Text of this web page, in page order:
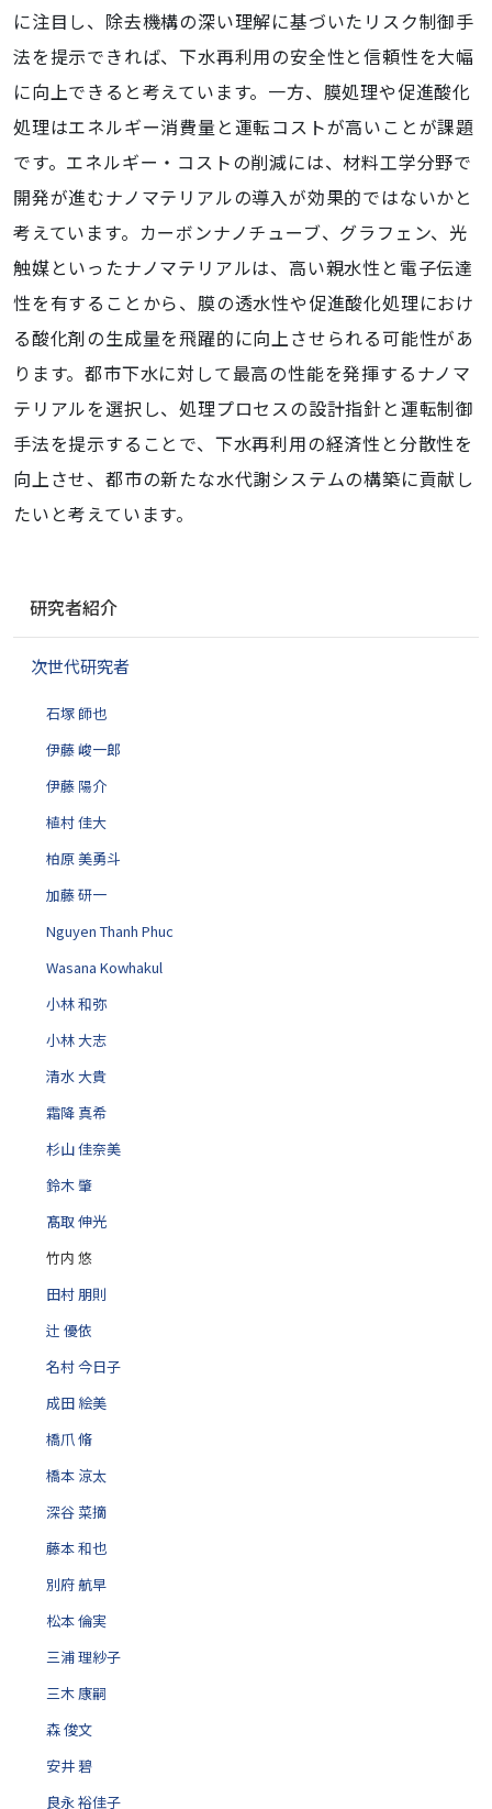
に注目し、除去機構の深い理解に基づいたリスク制御手
法を提示できれば、下水再利用の安全性と信頼性を大幅
に向上できると考えています。一方、膜処理や促進酸化
処理はエネルギー消費量と運転コストが高いことが課題
です。エネルギー・コストの削減には、材料工学分野で
開発が進むナノマテリアルの導入が効果的ではないかと
考えています。カーボンナノチューブ、グラフェン、光
触媒といったナノマテリアルは、高い親水性と電子伝達
性を有することから、膜の透水性や促進酸化処理におけ
る酸化剤の生成量を飛躍的に向上させられる可能性があ
ります。都市下水に対して最高の性能を発揮するナノマ
テリアルを選択し、処理プロセスの設計指針と運転制御
手法を提示することで、下水再利用の経済性と分散性を
向上させ、都市の新たな水代謝システムの構築に貢献し
たいと考えています。
ゲ
研究者紹介
次世代研究者
石塚 師也
伊藤 峻一郎
伊藤 陽介
植村 佳大
柏原 美勇斗
加藤 研一
Nguyen Thanh Phuc
Wasana Kowhakul
小林 和弥
小林 大志
清水 大貴
霜降 真希
杉山 佳奈美
鈴木 肇
髙取 伸光
竹内 悠
田村 朋則
辻 優依
名村 今日子
成田 絵美
橋爪 脩
橋本 涼太
深谷 菜摘
藤本 和也
別府 航早
松本 倫実
三浦 理紗子
三木 康嗣
森 俊文
安井 碧
良永 裕佳子